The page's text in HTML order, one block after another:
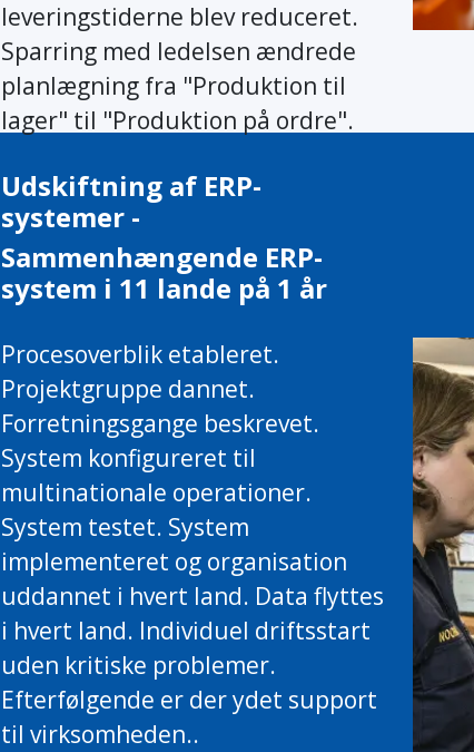
leveringstiderne blev reduceret.
Sparring med ledelsen ændrede
planlægning fra "Produktion til
lager" til "Produktion på ordre".
Procesoverblik etableret.
Projektgruppe dannet.
Forretningsgange beskrevet.
System konfigureret til
multinationale operationer.
System testet. System
implementeret og organisation
uddannet i hvert land. Data flyttes
i hvert land. Individuel driftsstart
uden kritiske problemer.
Efterfølgende er der ydet support
til virksomheden..
Udskiftning af ERP-
systemer -
Sammenhængende ERP-
system i 11 lande på 1 år